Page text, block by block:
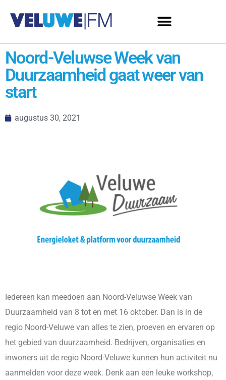
Noord-Veluwse Week van
Duurzaamheid gaat weer van
start
augustus 30, 2021
Iedereen kan meedoen aan Noord-Veluwse Week van
Duurzaamheid van 8 tot en met 16 oktober. Dan is in de
regio Noord-Veluwe van alles te zien, proeven en ervaren op
het gebied van duurzaamheid. Bedrijven, organisaties en
inwoners uit de regio Noord-Veluwe kunnen hun activiteit nu
aanmelden voor deze week. Denk aan een leuke workshop,